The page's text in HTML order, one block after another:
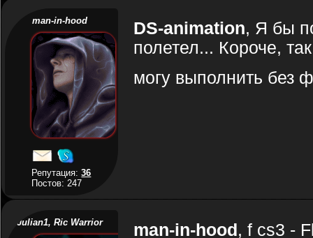
man-in-hood
Репутация:36
Постов: 247
DS-animation, Я бы
полетел... Короче,
могу выполнить без
Julian1, Ric Warrior man-in-hood , f cs3 -